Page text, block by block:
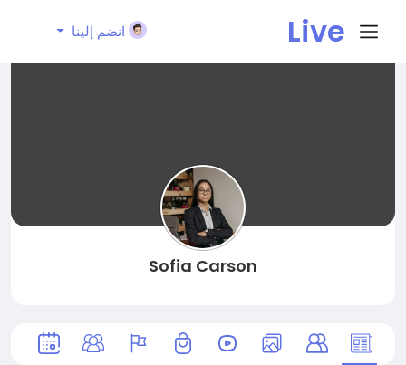
Live
انضم إلينا
Sofia Carson